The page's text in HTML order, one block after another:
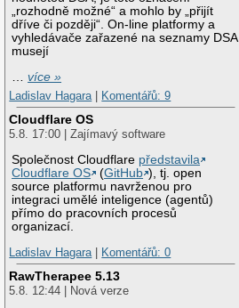
„rozhodně možné“ a mohlo by „přijít
dříve či později“. On-line platformy a
vyhledávače zařazené na seznamy DSA
musejí
…více »
Ladislav Hagara| Komentářů: 9
Cloudflare OS
5.8. 17:00 | Zajímavý software
Společnost Cloudflare představila
Cloudflare OS
(GitHub ), tj. open
source platformu navrženou pro
integraci umělé inteligence (agentů)
přímo do pracovních procesů
organizací.
Ladislav Hagara| Komentářů: 0
RawTherapee 5.13
5.8. 12:44 | Nová verze